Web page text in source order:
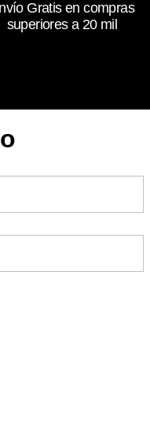
Gratis en compras
superiores a 20 mil